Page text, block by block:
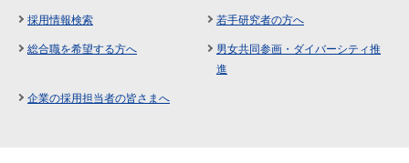
採用情報検索 若手研究者の方へ
総合職を希望する方へ
男女共同参画・ダイバーシティ推
進
企業の採用担当者の皆さまへ